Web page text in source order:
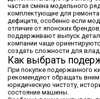
частая смена модельного
комплектующие для
дефиците, особенно если
отличие от японских
поддерживают выпуск
компании чаще
создать сложности для
Как выбрать
При покупке подержанного
рекомендуют обращать
юридическую чистоту,
состояние машины.